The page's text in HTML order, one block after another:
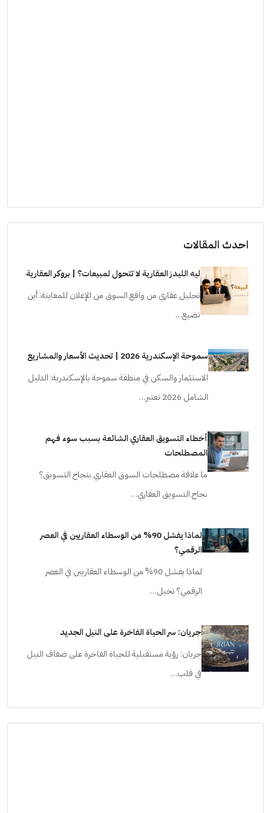
احدث المقالات
ليه الليدز العقارية لا تتحول لمبيعات؟ | بروكر العقارية
تحليل عقاري من واقع السوق من الإعلان للمعاينة: أين
تضيع…
سموحة الإسكندرية 2026 | تحديث الأسعار والمشاريع
الاستثمار والسكن في منطقة سموحة بالإسكندرية: الدليل
الشامل 2026 تعتبر…
أخطاء التسويق العقاري الشائعة بسبب سوء فهم
المصطلحات
ما علاقة مصطلحات السوق العقاري بنجاح التسويق؟
نجاح التسويق العقاري…
لماذا يفشل 90% من الوسطاء العقاريين في العصر
الرقمي؟
لماذا يفشل 90% من الوسطاء العقاريين في العصر
الرقمي؟ تخيل…
جريان: سر الحياة الفاخرة على النيل الجديد
جريان: رؤية مستقبلية للحياة الفاخرة على ضفاف النيل
في قلب…